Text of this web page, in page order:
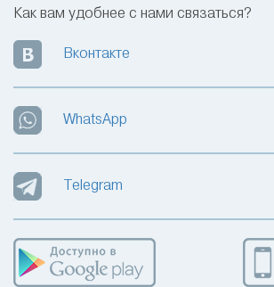
Оплата наличными и онлайн на сайте;
и делаем проще заботу о здоровье!
Как вам удобнее с нами связаться?
Вконтакте
WhatsApp
Telegram